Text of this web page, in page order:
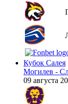
Кубок Салея
Могилев -
09 августа